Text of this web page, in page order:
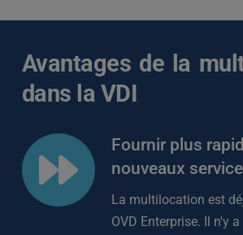
Avantages de la
dans la VDI
Fournir plus
nouveaux
La multilocation est
OVD Enterprise. Il n'y